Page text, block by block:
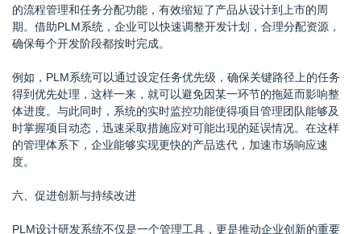
的流程管理和任务分配功能，有效缩短了产品从设计到上市的周
期。借助PLM系统，企业可以快速调整开发计划，合理分配资源，
确保每个开发阶段都按时完成。
例如，PLM系统可以通过设定任务优先级，确保关键路径上的任务
得到优先处理，这样一来，就可以避免因某一环节的拖延而影响整
体进度。与此同时，系统的实时监控功能使得项目管理团队能够及
时掌握项目动态，迅速采取措施应对可能出现的延误情况。在这样
的管理体系下，企业能够实现更快的产品迭代，加速市场响应速
度。
六、促进创新与持续改进
PLM设计研发系统不仅是一个管理工具，更是推动企业创新的重要